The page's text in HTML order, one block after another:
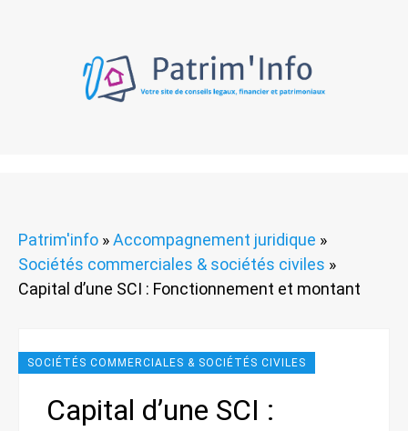
Patrim'info »Accompagnement juridique »
Sociétés commerciales & sociétés civiles »
Capital d’une SCI : Fonctionnement et montant
SOCIÉTÉS COMMERCIALES & SOCIÉTÉS CIVILES
Capital d’une SCI :